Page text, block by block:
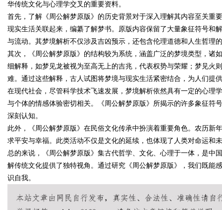
uz
!
华传统文化与心理学交叉的重要资料。
首先，了解《周公解梦原版》的历史背景对于深入理解其内容至关重
现实生活关联起来，编纂了解梦书。原版内容保留了大量象征符号和
与流动。其梦境解析不仅涉及吉凶预示，还包含伦理道德和人生哲理
其次，《周公解梦原版》的结构较为系统，涵盖广泛的梦境类型，诸
细解释，如梦见龙被视为至高无上的吉兆，代表权势与荣耀；梦见火
难。通过这些解释，古人试图将梦境与现实生活紧密结合，为人们提
在现代社会，尽管科学技术飞速发展，梦境解析依然具有一定的心理
与个体的情感体验密切相关。《周公解梦原版》所揭示的许多象征符
深刻认知。
此外，《周公解梦原版》在民俗文化传承中扮演着重要角色。农历新
求平安与幸福。此类活动不仅是文化的延续，也体现了人类对命运和
总的来说，《周公解梦原版》集古代哲学、文化、心理于一体，是中
解传统文化提供了独特视角。通过研究《周公解梦原版》，我们既能
识自我。